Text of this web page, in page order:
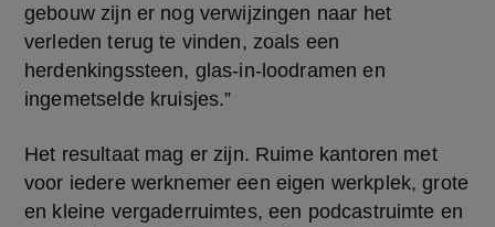
gebouw zijn er nog verwijzingen naar het
verleden terug te vinden, zoals een
herdenkingssteen, glas-in-loodramen en
ingemetselde kruisjes.”
Het resultaat mag er zijn. Ruime kantoren met
voor iedere werknemer een eigen werkplek, grote
en kleine vergaderruimtes, een podcastruimte en